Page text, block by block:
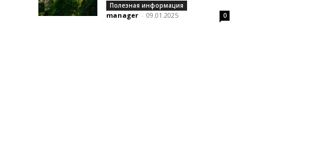
Полезная информация
manager - 09.01.2025 0